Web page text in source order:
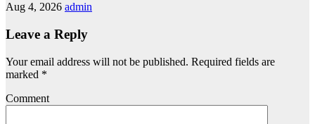
Aug 4, 2026 admin
Leave a Reply
Your email address will not be published. Required fields are
marked *
Comment